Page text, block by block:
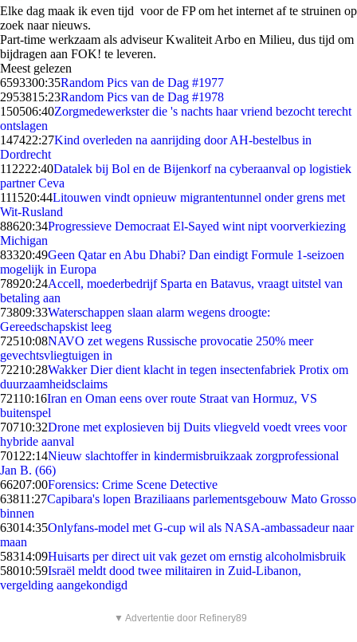
Elke dag maak ik even tijd voor de FP om het internet af te struinen op
zoek naar nieuws.
Part-time werkzaam als adviseur Kwaliteit Arbo en Milieu, dus tijd om
bijdragen aan FOK! te leveren.
Meest gelezen
6593300:35Random Pics van de Dag #1977
2953815:23Random Pics van de Dag #1978
150506:40Zorgmedewerkster die 's nachts haar vriend bezocht terecht
ontslagen
147422:27Kind overleden na aanrijding door AH-bestelbus in
Dordrecht
112222:40Datalek bij Bol en de Bijenkorf na cyberaanval op logistiek
partner Ceva
111520:44Litouwen vindt opnieuw migrantentunnel onder grens met
Wit-Rusland
88620:34Progressieve Democraat El-Sayed wint nipt voorverkiezing
Michigan
83320:49Geen Qatar en Abu Dhabi? Dan eindigt Formule 1-seizoen
mogelijk in Europa
78920:24Accell, moederbedrijf Sparta en Batavus, vraagt uitstel van
betaling aan
73809:33Waterschappen slaan alarm wegens droogte:
Gereedschapskist leeg
72510:08NAVO zet wegens Russische provocatie 250% meer
gevechtsvliegtuigen in
72210:28Wakker Dier dient klacht in tegen insectenfabriek Protix om
duurzaamheidsclaims
72110:16Iran en Oman eens over route Straat van Hormuz, VS
buitenspel
70710:32Drone met explosieven bij Duits vliegveld voedt vrees voor
hybride aanval
701 22:14Nieuw slachtoffer in kindermisbruikzaak zorgprofessional
Jan B. (66)
66207:00Forensics: Crime Scene Detective
63811:27Capibara's lopen Braziliaans parlementsgebouw Mato Grosso
binnen
63014:35Onlyfans-model met G-cup wil als NASA-ambassadeur naar
maan
58314:09Huisarts per direct uit vak gezet om ernstig alcoholmisbruik
58010:59Israël meldt dood twee militairen in Zuid-Libanon,
vergelding aangekondigd
▼ Advertentie door Refinery89